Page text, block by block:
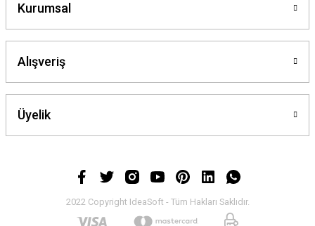
Kurumsal
Alışveriş
Üyelik
2022 Copyright IdeaSoft - Tüm Hakları Saklıdır.